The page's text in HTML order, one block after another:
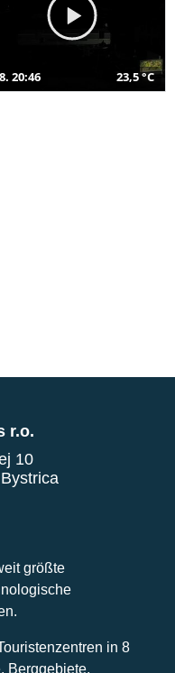
20:46 23,5 °C
r.o.
10
größte
in 8
Berggebiete,